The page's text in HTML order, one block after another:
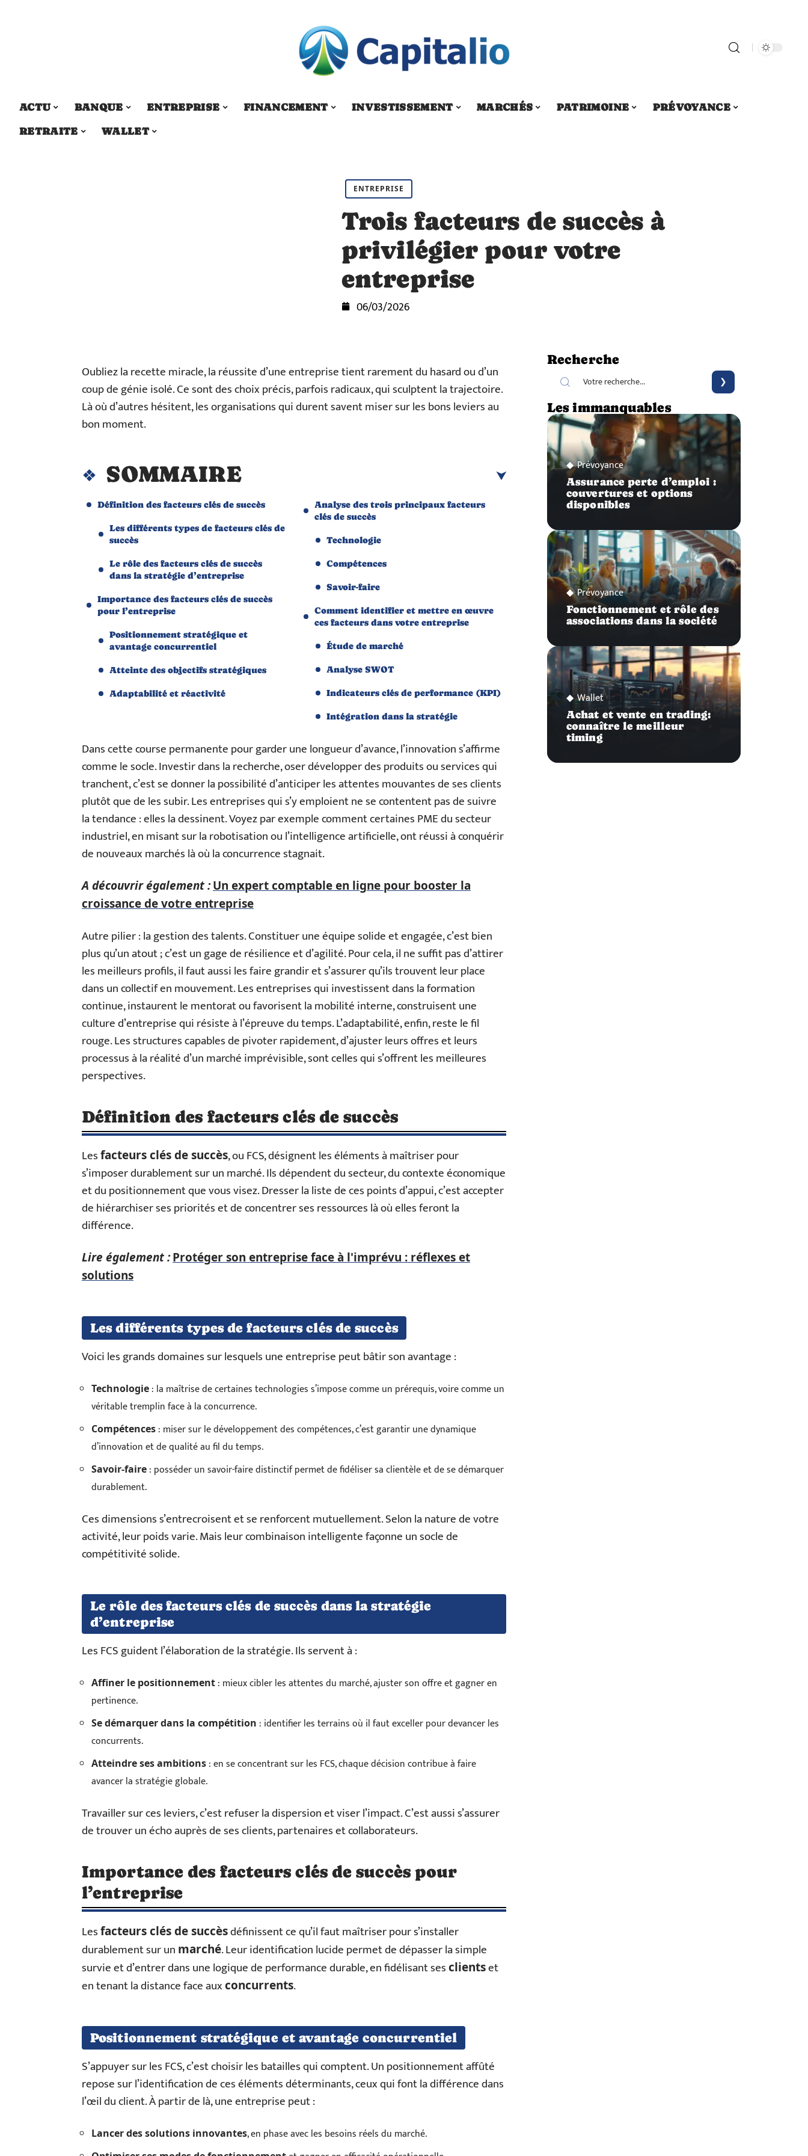
ACTU BANQUE ENTREPRISE FINANCEMENT INVESTISSEMENT MARCHÉS PATRIMOINE
PRÉVOYANCE
RETRAITE
WALLET
ENTREPRISE
Trois facteurs de succès à
privilégier pour votre
entreprise
06/03/2026
Oubliez la recette miracle, la réussite d’une entreprise tient rarement du hasard ou d’un
coup de génie isolé. Ce sont des choix précis, parfois radicaux, qui sculptent la trajectoire.
Là où d’autres hésitent, les organisations qui durent savent miser sur les bons leviers au
bon moment.
SOMMAIRE
Définition des facteurs clés de succès
Les différents types de facteurs clés de
succès
Le rôle des facteurs clés de succès
dans la stratégie d’entreprise
Importance des facteurs clés de succès
pour l’entreprise
Positionnement stratégique et
avantage concurrentiel
Atteinte des objectifs stratégiques
Adaptabilité et réactivité
Analyse des trois principaux facteurs
clés de succès
Technologie
Compétences
Savoir-faire
Comment identifier et mettre en œuvre
ces facteurs dans votre entreprise
Étude de marché
Analyse SWOT
Indicateurs clés de performance (KPI)
Intégration dans la stratégie
Dans cette course permanente pour garder une longueur d’avance, l’innovation s’affirme
comme le socle. Investir dans la recherche, oser développer des produits ou services qui
tranchent, c’est se donner la possibilité d’anticiper les attentes mouvantes de ses clients
plutôt que de les subir. Les entreprises qui s’y emploient ne se contentent pas de suivre
la tendance : elles la dessinent. Voyez par exemple comment certaines PME du secteur
industriel, en misant sur la robotisation ou l’intelligence artificielle, ont réussi à conquérir
de nouveaux marchés là où la concurrence stagnait.
A découvrir également :Un expert comptable en ligne pour booster la
croissance de votre entreprise
Autre pilier : la gestion des talents. Constituer une équipe solide et engagée, c’est bien
plus qu’un atout ; c’est un gage de résilience et d’agilité. Pour cela, il ne suffit pas d’attirer
les meilleurs profils, il faut aussi les faire grandir et s’assurer qu’ils trouvent leur place
dans un collectif en mouvement. Les entreprises qui investissent dans la formation
continue, instaurent le mentorat ou favorisent la mobilité interne, construisent une
culture d’entreprise qui résiste à l’épreuve du temps. L’adaptabilité, enfin, reste le fil
rouge. Les structures capables de pivoter rapidement, d’ajuster leurs offres et leurs
processus à la réalité d’un marché imprévisible, sont celles qui s’offrent les meilleures
perspectives.
Définition des facteurs clés de succès
Lesfacteurs clés de succès, ou FCS, désignent les éléments à maîtriser pour
s’imposer durablement sur un marché. Ils dépendent du secteur, du contexte économique
et du positionnement que vous visez. Dresser la liste de ces points d’appui, c’est accepter
de hiérarchiser ses priorités et de concentrer ses ressources là où elles feront la
différence.
Lire également :Protéger son entreprise face à l'imprévu : réflexes et
solutions
Les différents types de facteurs clés de succès
Voici les grands domaines sur lesquels une entreprise peut bâtir son avantage :
Technologie : la maîtrise de certaines technologies s’impose comme un prérequis, voire comme un
véritable tremplin face à la concurrence.
Compétences : miser sur le développement des compétences, c’est garantir une dynamique
d’innovation et de qualité au fil du temps.
Savoir-faire : posséder un savoir-faire distinctif permet de fidéliser sa clientèle et de se démarquer
durablement.
Ces dimensions s’entrecroisent et se renforcent mutuellement. Selon la nature de votre
activité, leur poids varie. Mais leur combinaison intelligente façonne un socle de
compétitivité solide.
Le rôle des facteurs clés de succès dans la stratégie
d’entreprise
Les FCS guident l’élaboration de la stratégie. Ils servent à :
Affiner le positionnement : mieux cibler les attentes du marché, ajuster son offre et gagner en
pertinence.
Se démarquer dans la compétition : identifier les terrains où il faut exceller pour devancer les
concurrents.
Atteindre ses ambitions : en se concentrant sur les FCS, chaque décision contribue à faire
avancer la stratégie globale.
Travailler sur ces leviers, c’est refuser la dispersion et viser l’impact. C’est aussi s’assurer
de trouver un écho auprès de ses clients, partenaires et collaborateurs.
Importance des facteurs clés de succès pour
l’entreprise
Lesfacteurs clés de succèsdéfinissent ce qu’il faut maîtriser pour s’installer
durablement sur un marché. Leur identification lucide permet de dépasser la simple
survie et d’entrer dans une logique de performance durable, en fidélisant sesclientset
en tenant la distance face auxconcurrents.
Positionnement stratégique et avantage concurrentiel
S’appuyer sur les FCS, c’est choisir les batailles qui comptent. Un positionnement affûté
repose sur l’identification de ces éléments déterminants, ceux qui font la différence dans
l’œil du client. À partir de là, une entreprise peut :
Lancer des solutions innovantes, en phase avec les besoins réels du marché.
Recherche
Les immanquables
Prévoyance
Assurance perte d’emploi :
couvertures et options
disponibles
Prévoyance
Fonctionnement et rôle des
associations dans la société
Wallet
Achat et vente en trading:
connaître le meilleur
timing